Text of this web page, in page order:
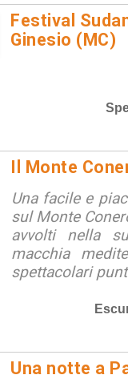
Festival
Ginesio (MC)
Il Monte
Una facile e
sul Monte
avvolti nella
macchia
spettacolari
Una notte a